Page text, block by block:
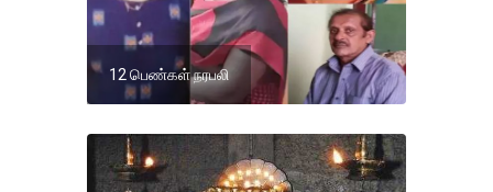
12 பெண்கள் நரபலி